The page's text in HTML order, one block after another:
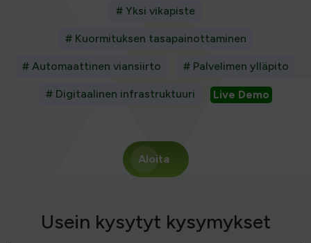
# Yksi vikapiste
# Kuormituksen tasapainottaminen
# Automaattinen viansiirto # Palvelimen ylläpito
# Digitaalinen infrastruktuuri Live Demo
Aloita
Usein kysytyt kysymykset